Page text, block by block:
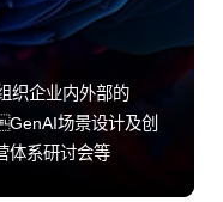
织企业内外部的
场景设计及创
系研讨会等